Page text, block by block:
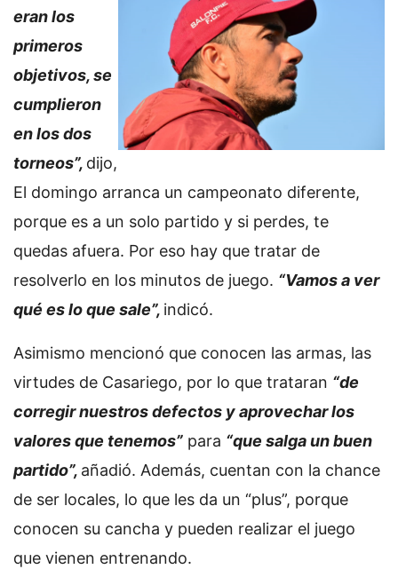
eran los
primeros
objetivos, se
cumplieron
en los dos
torneos”, dijo,
El domingo arranca un campeonato diferente,
porque es a un solo partido y si perdes, te
quedas afuera. Por eso hay que tratar de
resolverlo en los minutos de juego. “Vamos a ver
qué es lo que sale”, indicó.
Asimismo mencionó que conocen las armas, las
virtudes de Casariego, por lo que trataran “de
corregir nuestros defectos y aprovechar los
valores que tenemos” para “que salga un buen
partido”, añadió. Además, cuentan con la chance
de ser locales, lo que les da un “plus”, porque
conocen su cancha y pueden realizar el juego
que vienen entrenando.